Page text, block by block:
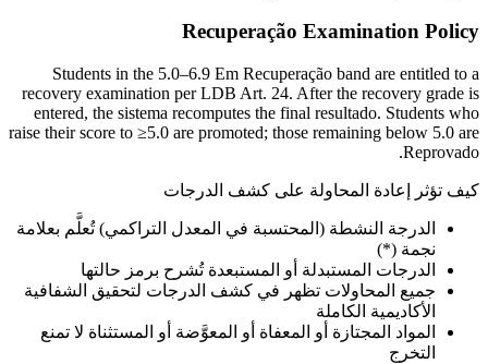
Recuperação Examination Policy
Students in the 5.0–6.9 Em Recuperação band are entitled to a
recovery examination per LDB Art. 24. After the recovery grade is
entered, the sistema recomputes the final resultado. Students who
raise their score to ≥5.0 are promoted; those remaining below 5.0 are
Reprovado.
كيف تؤثر إعادة المحاولة على كشف الدرجات
الدرجة النشطة (المحتسبة في المعدل التراكمي) تُعلَّم بعلامة
نجمة (*)
الدرجات المستبدلة أو المستبعدة تُشرح برمز حالتها
جميع المحاولات تظهر في كشف الدرجات لتحقيق الشفافية
الأكاديمية الكاملة
المواد المجتازة أو المعفاة أو المعوَّضة أو المستثناة لا تمنع
التخرج